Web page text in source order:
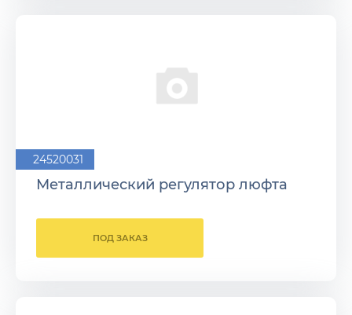
24520031
Металлический регулятор люфта
ПОД ЗАКАЗ